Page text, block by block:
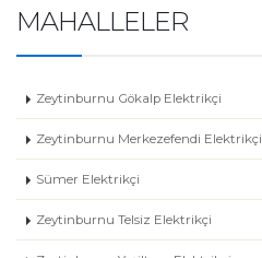
MAHALLELER
Zeytinburnu Gökalp Elektrikçi
Zeytinburnu Merkezefendi Elektrikçi
Sümer Elektrikçi
Zeytinburnu Telsiz Elektrikçi